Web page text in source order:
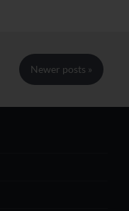
Newer posts »